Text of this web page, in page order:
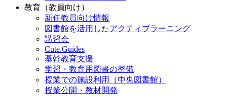
教育（教員向け）
新任教員向け情報
図書館を活用したアクティブラーニング
講習会
Cute.Guides
基幹教育支援
学習・教育用図書の整備
授業での施設利用（中央図書館）
授業公開・教材開発